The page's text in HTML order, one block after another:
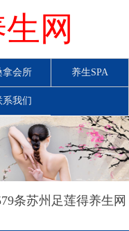
网
拿会所 养生SPA
系我们
条苏州足莲得养生网